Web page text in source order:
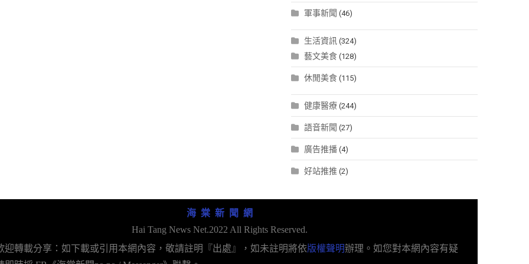
軍事新聞 (46)
生活資訊 (324)
藝文美食 (128)
休閒美食 (115)
健康醫療 (244)
語音新聞 (27)
廣告推播 (4)
好站推推 (2)
海 棠 新 聞 網
Hai Tang News Net.2022 All Rights Reserved.
迎轉載分享：如下載或引用本網內容，敬請註明『出處』，如未註明將依版權聲明辦理。如您對本網內容有疑